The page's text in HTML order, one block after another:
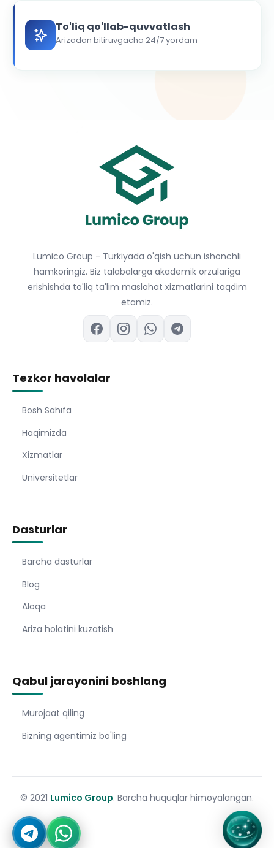
To'liq qo'llab-quvvatlash
Arizadan bitiruvgacha 24/7 yordam
Lumico Group - Turkiyada o'qish uchun ishonchli
hamkoringiz. Biz talabalarga akademik orzulariga
erishishda to'liq ta'lim maslahat xizmatlarini taqdim
etamiz.
Tezkor havolalar
Bosh Sahıfa
Haqimizda
Xizmatlar
Universitetlar
Dasturlar
Barcha dasturlar
Blog
Aloqa
Ariza holatini kuzatish
Qabul jarayonini boshlang
Murojaat qiling
Bizning agentimiz bo'ling
© 2021 Lumico Group. Barcha huquqlar himoyalangan.